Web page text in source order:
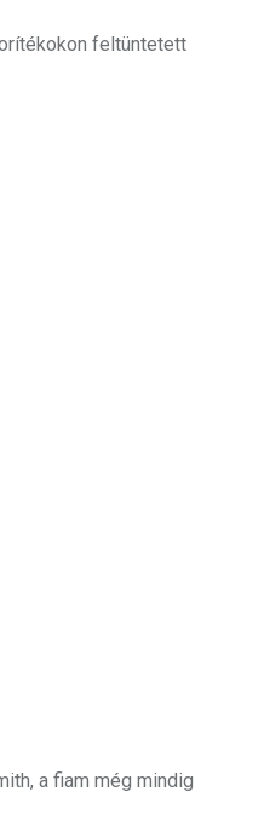
feltüntetett
a fiam még mindig